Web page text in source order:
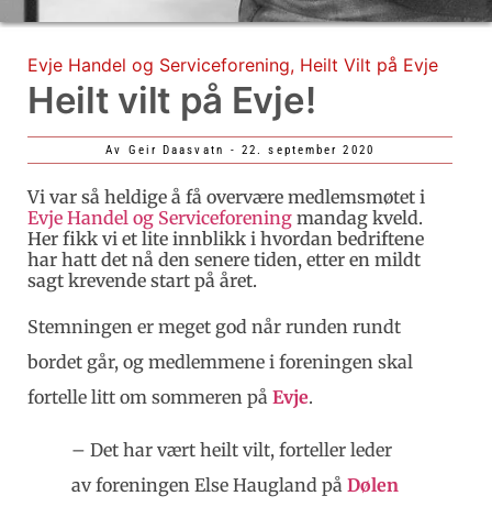
Evje Handel og Serviceforening, Heilt Vilt på Evje
Heilt vilt på Evje!
Av Geir Daasvatn -22. september 2020
Vi var så heldige å få overvære medlemsmøtet i
Evje Handel og Serviceforening mandag kveld.
Her fikk vi et lite innblikk i hvordan bedriftene
har hatt det nå den senere tiden, etter en mildt
sagt krevende start på året.
Stemningen er meget god når runden rundt
bordet går, og medlemmene i foreningen skal
fortelle litt om sommeren på Evje.
– Det har vært heilt vilt, forteller leder
av foreningen Else Haugland på Dølen